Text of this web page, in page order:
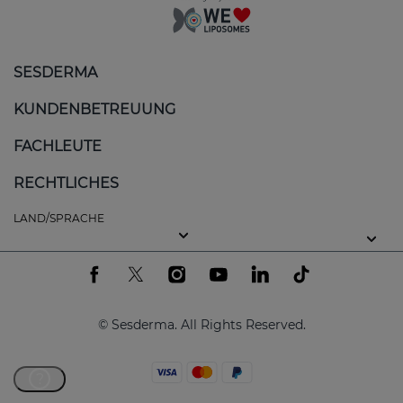
SESDERMA
KUNDENBETREUUNG
FACHLEUTE
RECHTLICHES
LAND/SPRACHE
© Sesderma. All Rights Reserved.